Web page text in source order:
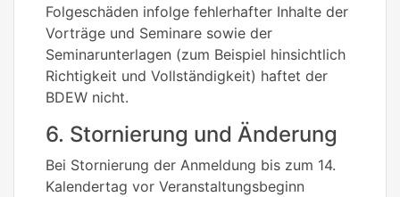
Folgeschäden infolge fehlerhafter Inhalte der
Vorträge und Seminare sowie der
Seminarunterlagen (zum Beispiel hinsichtlich
Richtigkeit und Vollständigkeit) haftet der
BDEW nicht.
6. Stornierung und Änderung
Bei Stornierung der Anmeldung bis zum 14.
Kalendertag vor Veranstaltungsbeginn